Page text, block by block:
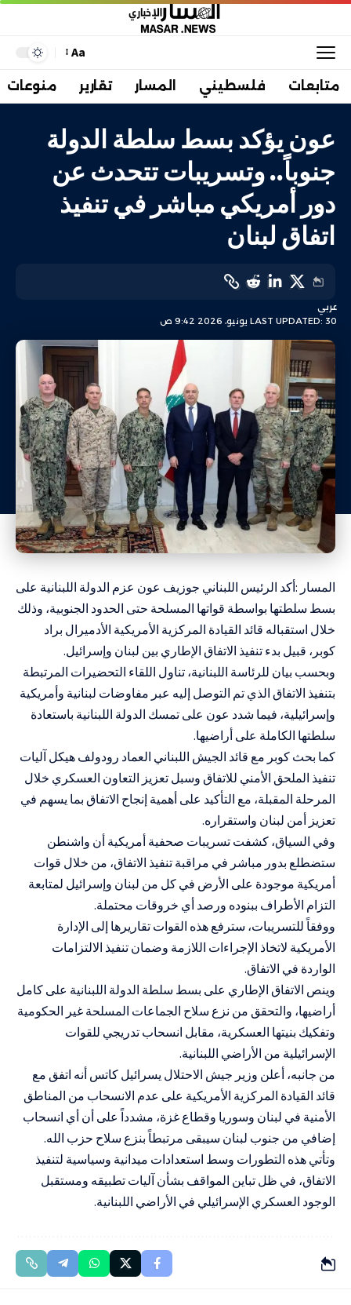
Aa
متابعات فلسطيني المسار تقارير منوعات
عون يؤكد بسط سلطة الدولة
جنوباً.. وتسريبات تتحدث عن
دور أمريكي مباشر في تنفيذ
اتفاق لبنان
LAST UPDATED: 30 يونيو، 2026 9:42 ص
عربي
المسار :أكد الرئيس اللبناني جوزيف عون عزم الدولة اللبنانية على
بسط سلطتها بواسطة قواتها المسلحة حتى الحدود الجنوبية، وذلك
خلال استقباله قائد القيادة المركزية الأمريكية الأدميرال براد
كوبر، قبيل بدء تنفيذ الاتفاق الإطاري بين لبنان وإسرائيل.
وبحسب بيان للرئاسة اللبنانية، تناول اللقاء التحضيرات المرتبطة
بتنفيذ الاتفاق الذي تم التوصل إليه عبر مفاوضات لبنانية وأمريكية
وإسرائيلية، فيما شدد عون على تمسك الدولة اللبنانية باستعادة
سلطتها الكاملة على أراضيها.
كما بحث كوبر مع قائد الجيش اللبناني العماد رودولف هيكل آليات
تنفيذ الملحق الأمني للاتفاق وسبل تعزيز التعاون العسكري خلال
المرحلة المقبلة، مع التأكيد على أهمية إنجاح الاتفاق بما يسهم في
تعزيز أمن لبنان واستقراره.
وفي السياق، كشفت تسريبات صحفية أمريكية أن واشنطن
ستضطلع بدور مباشر في مراقبة تنفيذ الاتفاق، من خلال قوات
أمريكية موجودة على الأرض في كل من لبنان وإسرائيل لمتابعة
التزام الأطراف ببنوده ورصد أي خروقات محتملة.
ووفقاً للتسريبات، سترفع هذه القوات تقاريرها إلى الإدارة
الأمريكية لاتخاذ الإجراءات اللازمة وضمان تنفيذ الالتزامات
الواردة في الاتفاق.
وينص الاتفاق الإطاري على بسط سلطة الدولة اللبنانية على كامل
أراضيها، والتحقق من نزع سلاح الجماعات المسلحة غير الحكومية
وتفكيك بنيتها العسكرية، مقابل انسحاب تدريجي للقوات
الإسرائيلية من الأراضي اللبنانية.
من جانبه، أعلن وزير جيش الاحتلال يسرائيل كاتس أنه اتفق مع
قائد القيادة المركزية الأمريكية على عدم الانسحاب من المناطق
الأمنية في لبنان وسوريا وقطاع غزة، مشدداً على أن أي انسحاب
إضافي من جنوب لبنان سيبقى مرتبطاً بنزع سلاح حزب الله.
وتأتي هذه التطورات وسط استعدادات ميدانية وسياسية لتنفيذ
الاتفاق، في ظل تباين المواقف بشأن آليات تطبيقه ومستقبل
الوجود العسكري الإسرائيلي في الأراضي اللبنانية.